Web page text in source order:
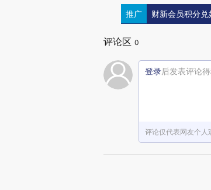
推广 财新会员积分兑
评论区 0
登录后发表评论
评论仅代表网友个人